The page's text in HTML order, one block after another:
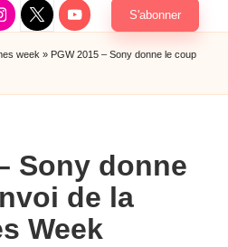
X
|
Twitter
Youtube S'abonner
week » PGW 2015 – Sony donne le coup
Sony donne
de la
Week